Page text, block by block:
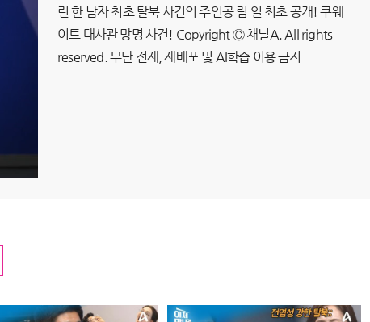
린 한 남자 최초 탈북 사건의 주인공 림 일 최초 공개! 쿠웨
이트 대사관 망명 사건! Copyright Ⓒ 채널A. All rights
reserved. 무단 전재, 재배포 및 AI학습 이용 금지